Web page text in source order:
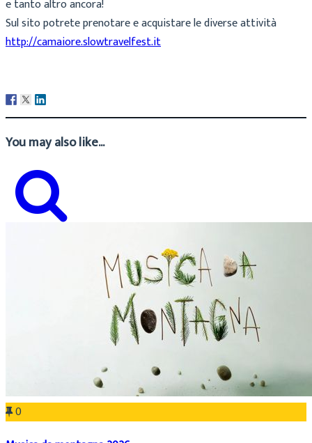
e tanto altro ancora!
Sul sito potrete prenotare e acquistare le diverse attività
http://camaiore.slowtravelfest.it
You may also like...
0